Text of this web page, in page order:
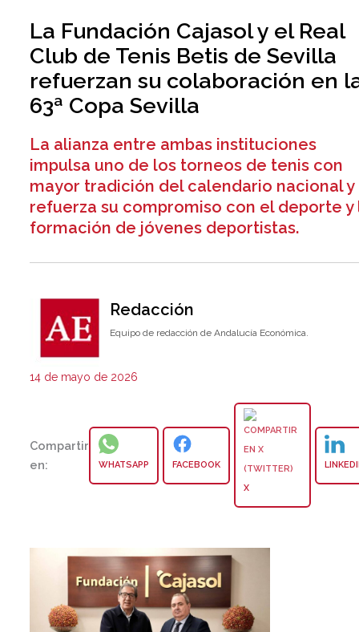
La Fundación Cajasol y el Real
Club de Tenis Betis de Sevilla
refuerzan su colaboración en
63ª Copa Sevilla
La alianza entre ambas instituciones
impulsa uno de los torneos de tenis con
mayor tradición del calendario nacional y
refuerza su compromiso con el deporte y
formación de jóvenes deportistas.
Redacción
Equipo de redacción de Andalucía Económica.
14 de mayo de 2026
Compartir
en:
WHATSAPP FACEBOOK
X